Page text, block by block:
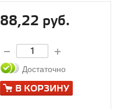
88,22 руб.
Достаточно
В КОРЗИНУ